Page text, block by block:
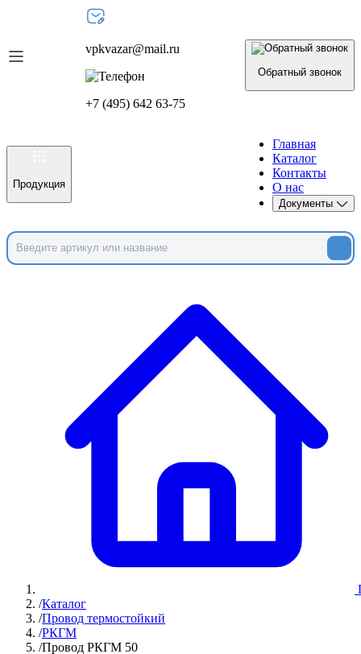
vpkvazar@mail.ru
+7 (495) 642 63-75
Обратный звонок
Продукция
Главная
Каталог
Контакты
О нас
Документы
/Каталог
/Провод термостойкий
/РКГМ
/Провод РКГМ 50